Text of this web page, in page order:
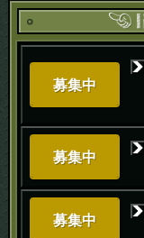
募集中
募集中
募集中